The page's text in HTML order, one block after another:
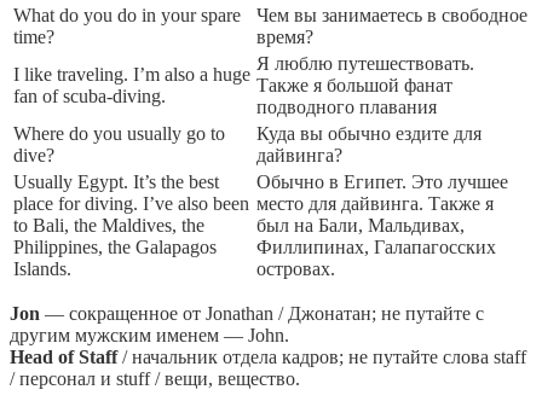
What do you do in your spare
time?
Чем вы занимаетесь в свободное
время?
I like traveling. I’m also a huge
fan of scuba-diving.
Я люблю путешествовать.
Также я большой фанат
подводного плавания
Where do you usually go to
dive?
Куда вы обычно ездите для
дайвинга?
Usually Egypt. It’s the best
place for diving. I’ve also been
to Bali, the Maldives, the
Philippines, the Galapagos
Islands.
Обычно в Египет. Это лучшее
место для дайвинга. Также я
был на Бали, Мальдивах,
Филлипинах, Галапагосских
островах.
Jon — сокращенное от Jonathan / Джонатан; не путайте с
другим мужским именем — John.
Head of Staff/ начальник отдела кадров; не путайте слова staff
/ персонал и stuff / вещи, вещество.